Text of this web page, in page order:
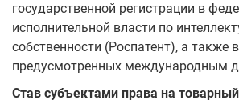
государственной регистрации в
исполнительной власти по
собственности (Роспатент), а также
предусмотренных международным
Став субъектами права на